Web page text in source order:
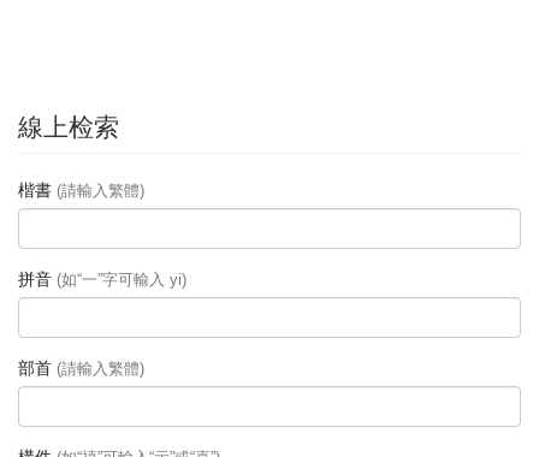
線上检索
楷書 (請輸入繁體)
拼音 (如“一”字可輸入 yi)
部首 (請輸入繁體)